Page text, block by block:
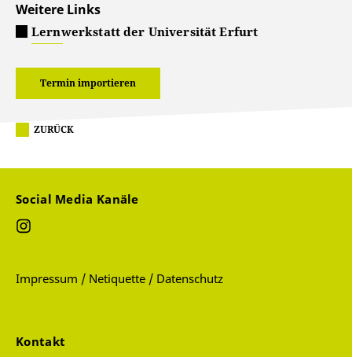
Weitere Links
Lernwerkstatt der Universität Erfurt
Termin importieren
ZURÜCK
Social Media Kanäle
Impressum / Netiquette / Datenschutz
Kontakt